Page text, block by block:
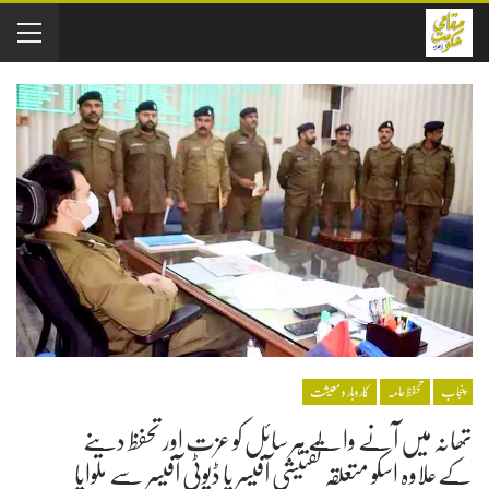
پنجاب تحفظِ عامہ کاروبار و معیشت
تھانہ میں آنے والے ہر سائل کو عزت اور تحفظ دینے
کےعلاوہ اسکو متعلقہ تفتیشی آفیسر یا ڈیوٹی آفیسر سے ملوایا